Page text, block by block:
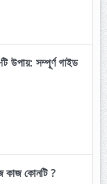
উপায়: সম্পূর্ণ গাইড
কাজ কোনটি ?